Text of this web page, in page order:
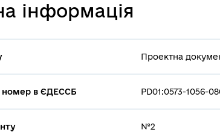
інформація
Проектна
номер в ЄДЕССБ PD01:0573-1056-
№2